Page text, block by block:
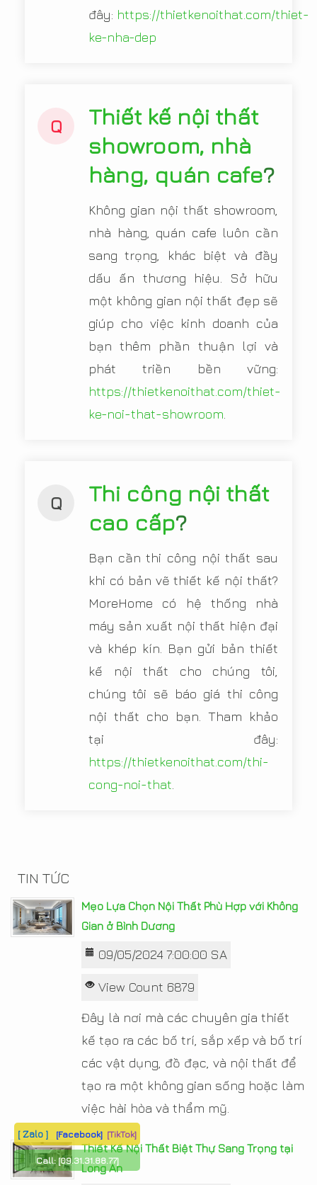
đây: https://thietkenoithat.com/thiet-
ke-nha-dep
Q
Thiết kế nội thất
showroom, nhà
hàng, quán cafe?
Không gian nội thất showroom,
nhà hàng, quán cafe luôn cần
sang trọng, khác biệt và đầy
dấu ấn thương hiệu. Sở hữu
một không gian nội thất đẹp sẽ
giúp cho việc kinh doanh của
bạn thêm phần thuận lợi và
phát triền bền vững:
https://thietkenoithat.com/thiet-
ke-noi-that-showroom
Q
Thi công nội thất
cao cấp?
Bạn cần thi công nội thất sau
khi có bản vẽ thiết kế nội thất?
MoreHome có hệ thống nhà
máy sản xuất nội thất hiện đại
và khép kín. Bạn gửi bản thiết
kế nội thất cho chúng tôi,
chúng tôi sẽ báo giá thi công
nội thất cho bạn. Tham khảo
tại đây:
https://thietkenoithat.com/thi-
cong-noi-that
TIN TỨC
Mẹo Lựa Chọn Nội Thất Phù Hợp với Không
Gian ở Bình Dương
09/05/2024 7:00:00 SA
View Count 6879
Đây là nơi mà các chuyên gia thiết
kế tạo ra các bố trí, sắp xếp và bố trí
các vật dụng, đồ đạc, và nội thất để
tạo ra một không gian sống hoặc làm
việc hài hòa và thẩm mỹ.
Thiết Kế Nội Thất Biệt Thự Sang Trọng tại
Long An
[ Zalo ] [Facebook] [TikTok]
Call: [09.31.31.88.77]